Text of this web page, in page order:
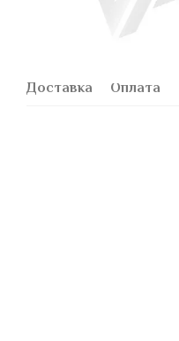
Доставка Оплата